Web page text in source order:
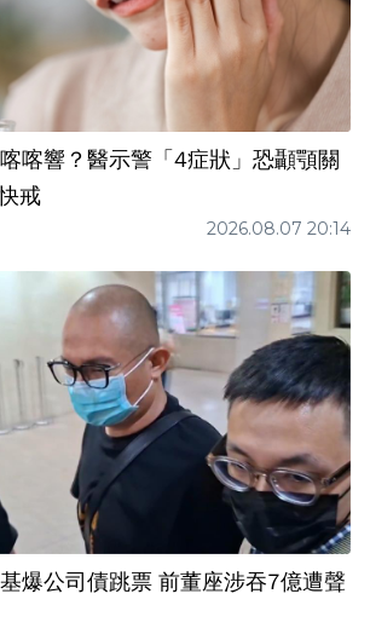
喀響？醫示警「4症狀」恐顳顎關
慣快戒
2026.08.07 20:14
爆公司債跳票 前董座涉吞7億遭聲